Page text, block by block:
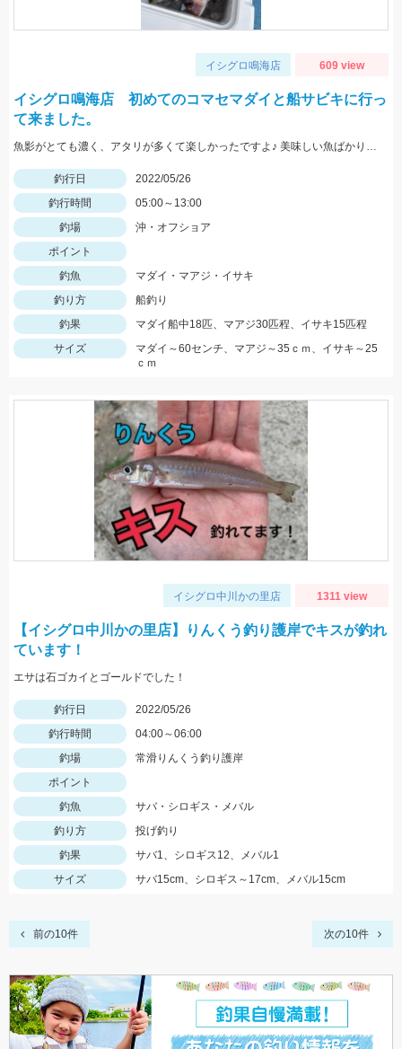
イシグロ鳴海店 609 view
イシグロ鳴海店 初めてのコマセマダイと船サビキに行っ
て来ました。
魚影がとても濃く、アタリが多くて楽しかったですよ♪ 美味しい魚ばかり釣れました♪
釣行日
2022/05/26
釣行時間
05:00～13:00
釣場
沖・オフショア
ポイント
釣魚
マダイ・マアジ・イサキ
釣り方
船釣り
釣果
マダイ船中18匹、マアジ30匹程、イサキ15匹程
サイズ
マダイ～60センチ、マアジ～35ｃｍ、イサキ～25
ｃｍ
イシグロ中川かの里店 1311 view
【イシグロ中川かの里店】りんくう釣り護岸でキスが釣れ
ています！
エサは石ゴカイとゴールドでした！
釣行日
2022/05/26
釣行時間
04:00～06:00
釣場
常滑りんくう釣り護岸
ポイント
釣魚
サバ・シロギス・メバル
釣り方
投げ釣り
釣果
サバ1、シロギス12、メバル1
サイズ
サバ15cm、シロギス～17cm、メバル15cm
前の10件 次の10件